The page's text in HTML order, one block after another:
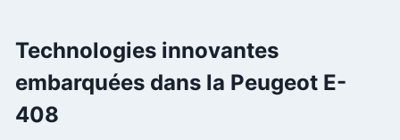
Technologies innovantes
embarquées dans la Peugeot E-
408